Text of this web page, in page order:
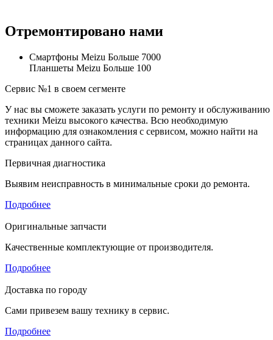
Отремонтировано нами
Смартфоны Meizu Больше 7000
Планшеты Meizu Больше 100
Сервис №1 в своем сегменте
У нас вы сможете заказать услуги по ремонту и обслуживанию
техники Meizu высокого качества. Всю необходимую
информацию для ознакомления с сервисом, можно найти на
страницах данного сайта.
Первичная диагностика
Выявим неисправность в минимальные сроки до ремонта.
Подробнее
Оригинальные запчасти
Качественные комплектующие от производителя.
Подробнее
Доставка по городу
Сами привезем вашу технику в сервис.
Подробнее